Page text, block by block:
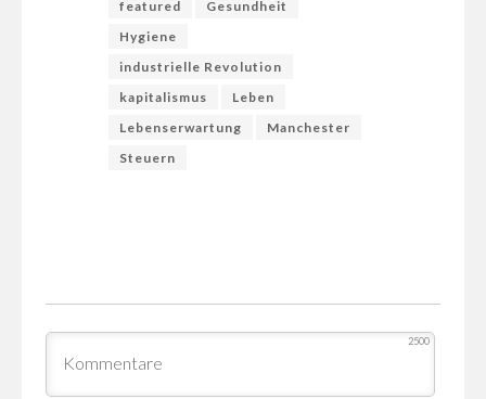
featured
Gesundheit
Hygiene
industrielle Revolution
kapitalismus
Leben
Lebenserwartung
Manchester
Steuern
2500